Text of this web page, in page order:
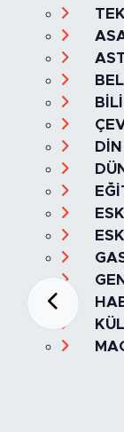
DİN